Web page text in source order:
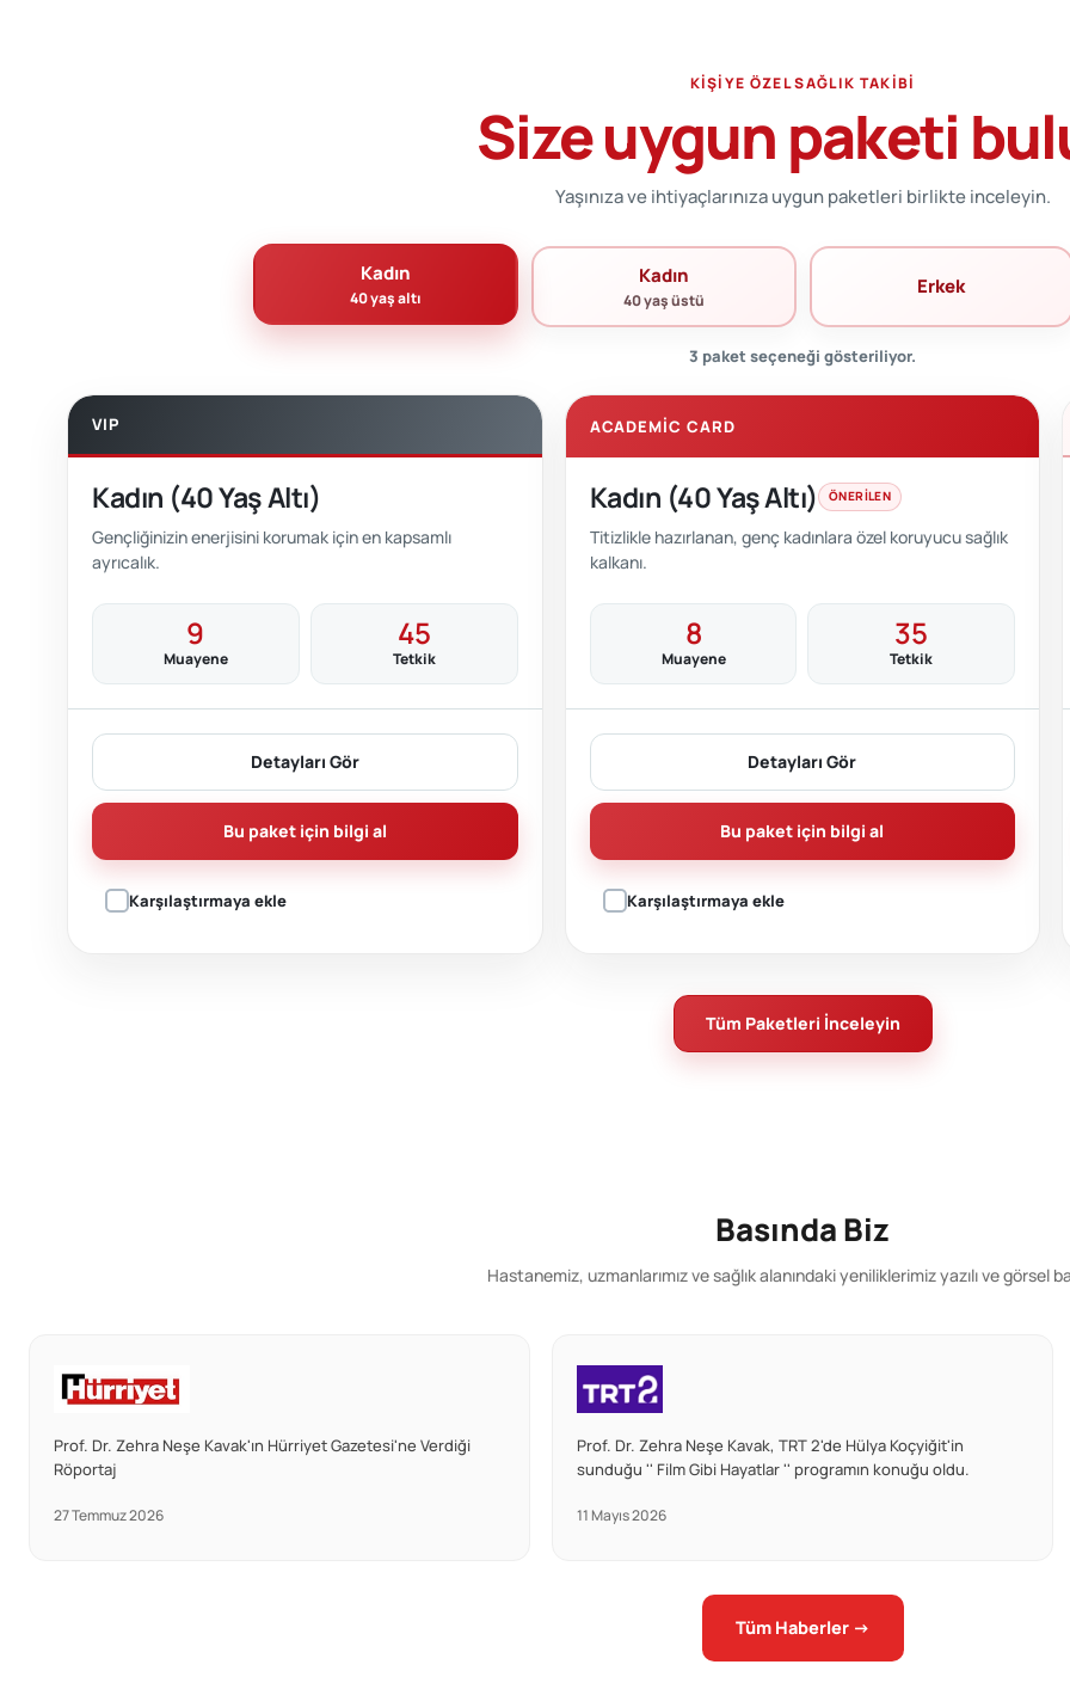
KIŞIYE ÖZEL SAĞLIK TAKIBI
Size uygun paketi
Yaşınıza ve ihtiyaçlarınıza uygun paketleri birlikte inceleyin.
Kadın
40 yaş altı
Kadın
40 yaş üstü
Erkek
3 paket seçeneği gösteriliyor.
VIP
Kadın (40 Yaş Altı)
Gençliğinizin enerjisini korumak için en kapsamlı
ayrıcalık.
9
Muayene
45
Tetkik
Detayları Gör
Bu paket için bilgi al
Karşılaştırmaya ekle
ACADEMIC CARD
Kadın (40 Yaş Altı) ÖNERILEN
Titizlikle hazırlanan, genç kadınlara özel koruyucu sağlık
kalkanı.
8
Muayene
35
Tetkik
Detayları Gör
Bu paket için bilgi al
Karşılaştırmaya ekle
Tüm Paketleri İnceleyin
Basında Biz
Hastanemiz, uzmanlarımız ve sağlık alanındaki yeniliklerimiz yazılı ve görsel
Prof. Dr. Zehra Neşe Kavak'ın Hürriyet Gazetesi'ne Verdiği
Röportaj
27 Temmuz 2026
Prof. Dr. Zehra Neşe Kavak, TRT 2'de Hülya Koçyiğit'in
sunduğu '' Film Gibi Hayatlar '' programın konuğu oldu.
11 Mayıs 2026
Tüm Haberler →